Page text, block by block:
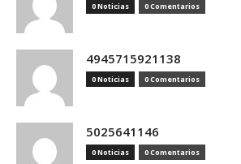
0 Noticias 0 Comentarios
4945715921138
0 Noticias 0 Comentarios
5025641146
0 Noticias 0 Comentarios